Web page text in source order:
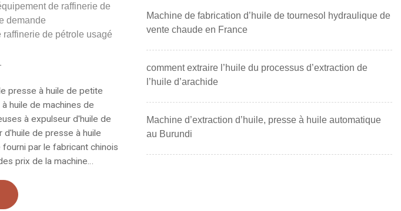
de raffinerie de
demande
raffinerie de pétrole usagé
presse à huile de petite
huile de machines de
à expulseur d'huile de
de presse à huile
par le fabricant chinois
prix de la machine
la comparaison des prix
Chine pour les expulseurs
Machine de fabrication d’huile de tournesol hydraulique de
vente chaude en France
comment extraire l’huile du processus d’extraction de
l’huile d’arachide
Machine d’extraction d’huile, presse à huile automatique
au Burundi